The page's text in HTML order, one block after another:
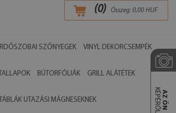
(0) Összeg: 0,00 HUF
SZŐNYEGEK VINYL DEKORCSEMPÉK
BÚTORFÓLIÁK GRILL ALÁTÉTEK
TÁBLÁK UTAZÁSI MÁGNESEKNEK AZ ÖN
KÉPÉRŐL